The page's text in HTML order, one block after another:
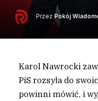
Przez Pokój
Karol Nawrocki
PiS rozsyła do
powinni mówić, i